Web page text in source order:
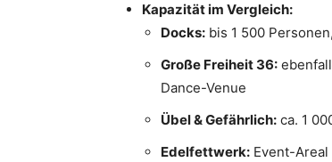
Kapazität im Vergleich:
Docks: bis 1 500
Große Freiheit 36:
Dance-Venue
Übel & Gefährlich: ca. 1
Edelfettwerk: Event-